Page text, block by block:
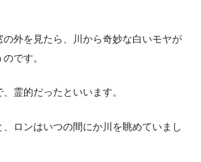
外を見たら、川から奇妙な白いモヤが
です。
霊的だったといいます。
、ロンはいつの間にか川を眺めていまし